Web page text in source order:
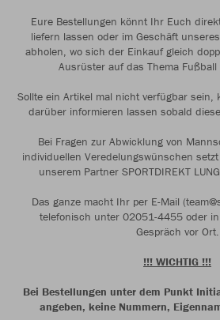
Eure Bestellungen könnt Ihr Euch
liefern lassen oder im Geschäft
abholen, wo sich der Einkauf gleich
Ausrüster auf das Thema Fußball
Sollte ein Artikel mal nicht verfügbar sein,
darüber informieren lassen sobald
Bei Fragen zur Abwicklung von
individuellen Veredelungswünschen
unserem Partner SPORTDIREKT
Das ganze macht Ihr per E-Mail
telefonisch unter 02051-4455 oder
Gespräch vor Ort.
!!! WICHTIG !!!
Bei Bestellungen unter dem Punkt
angeben, keine Nummern,